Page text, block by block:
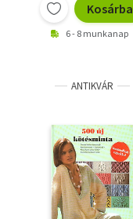
Kosárba
6 - 8 munkanap
ANTIKVÁR